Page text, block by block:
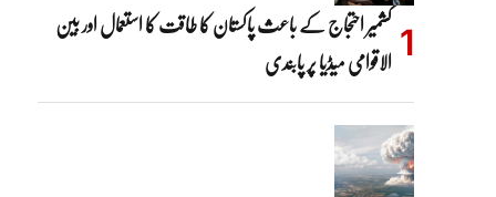
کشمیر احتجاج کے باعث پاکستان کا طاقت کا استعمال اور بین
الاقوامی میڈیا پر پابندی